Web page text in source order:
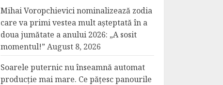
Mihai Voropchievici nominalizează zodia
care va primi vestea mult așteptată în a
doua jumătate a anului 2026: „A sosit
momentul!” August 8, 2026
Soarele puternic nu înseamnă automat
producție mai mare. Ce pățesc panourile